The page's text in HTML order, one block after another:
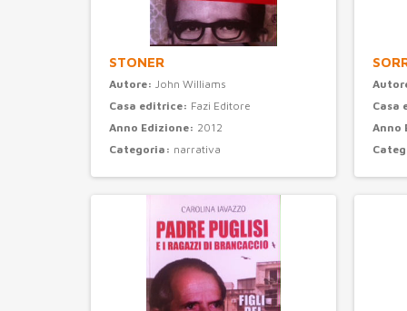
STONER
Autore: John Williams
Casa editrice: Fazi Editore
Anno Edizione: 2012
Categoria: narrativa
Casa
Anno